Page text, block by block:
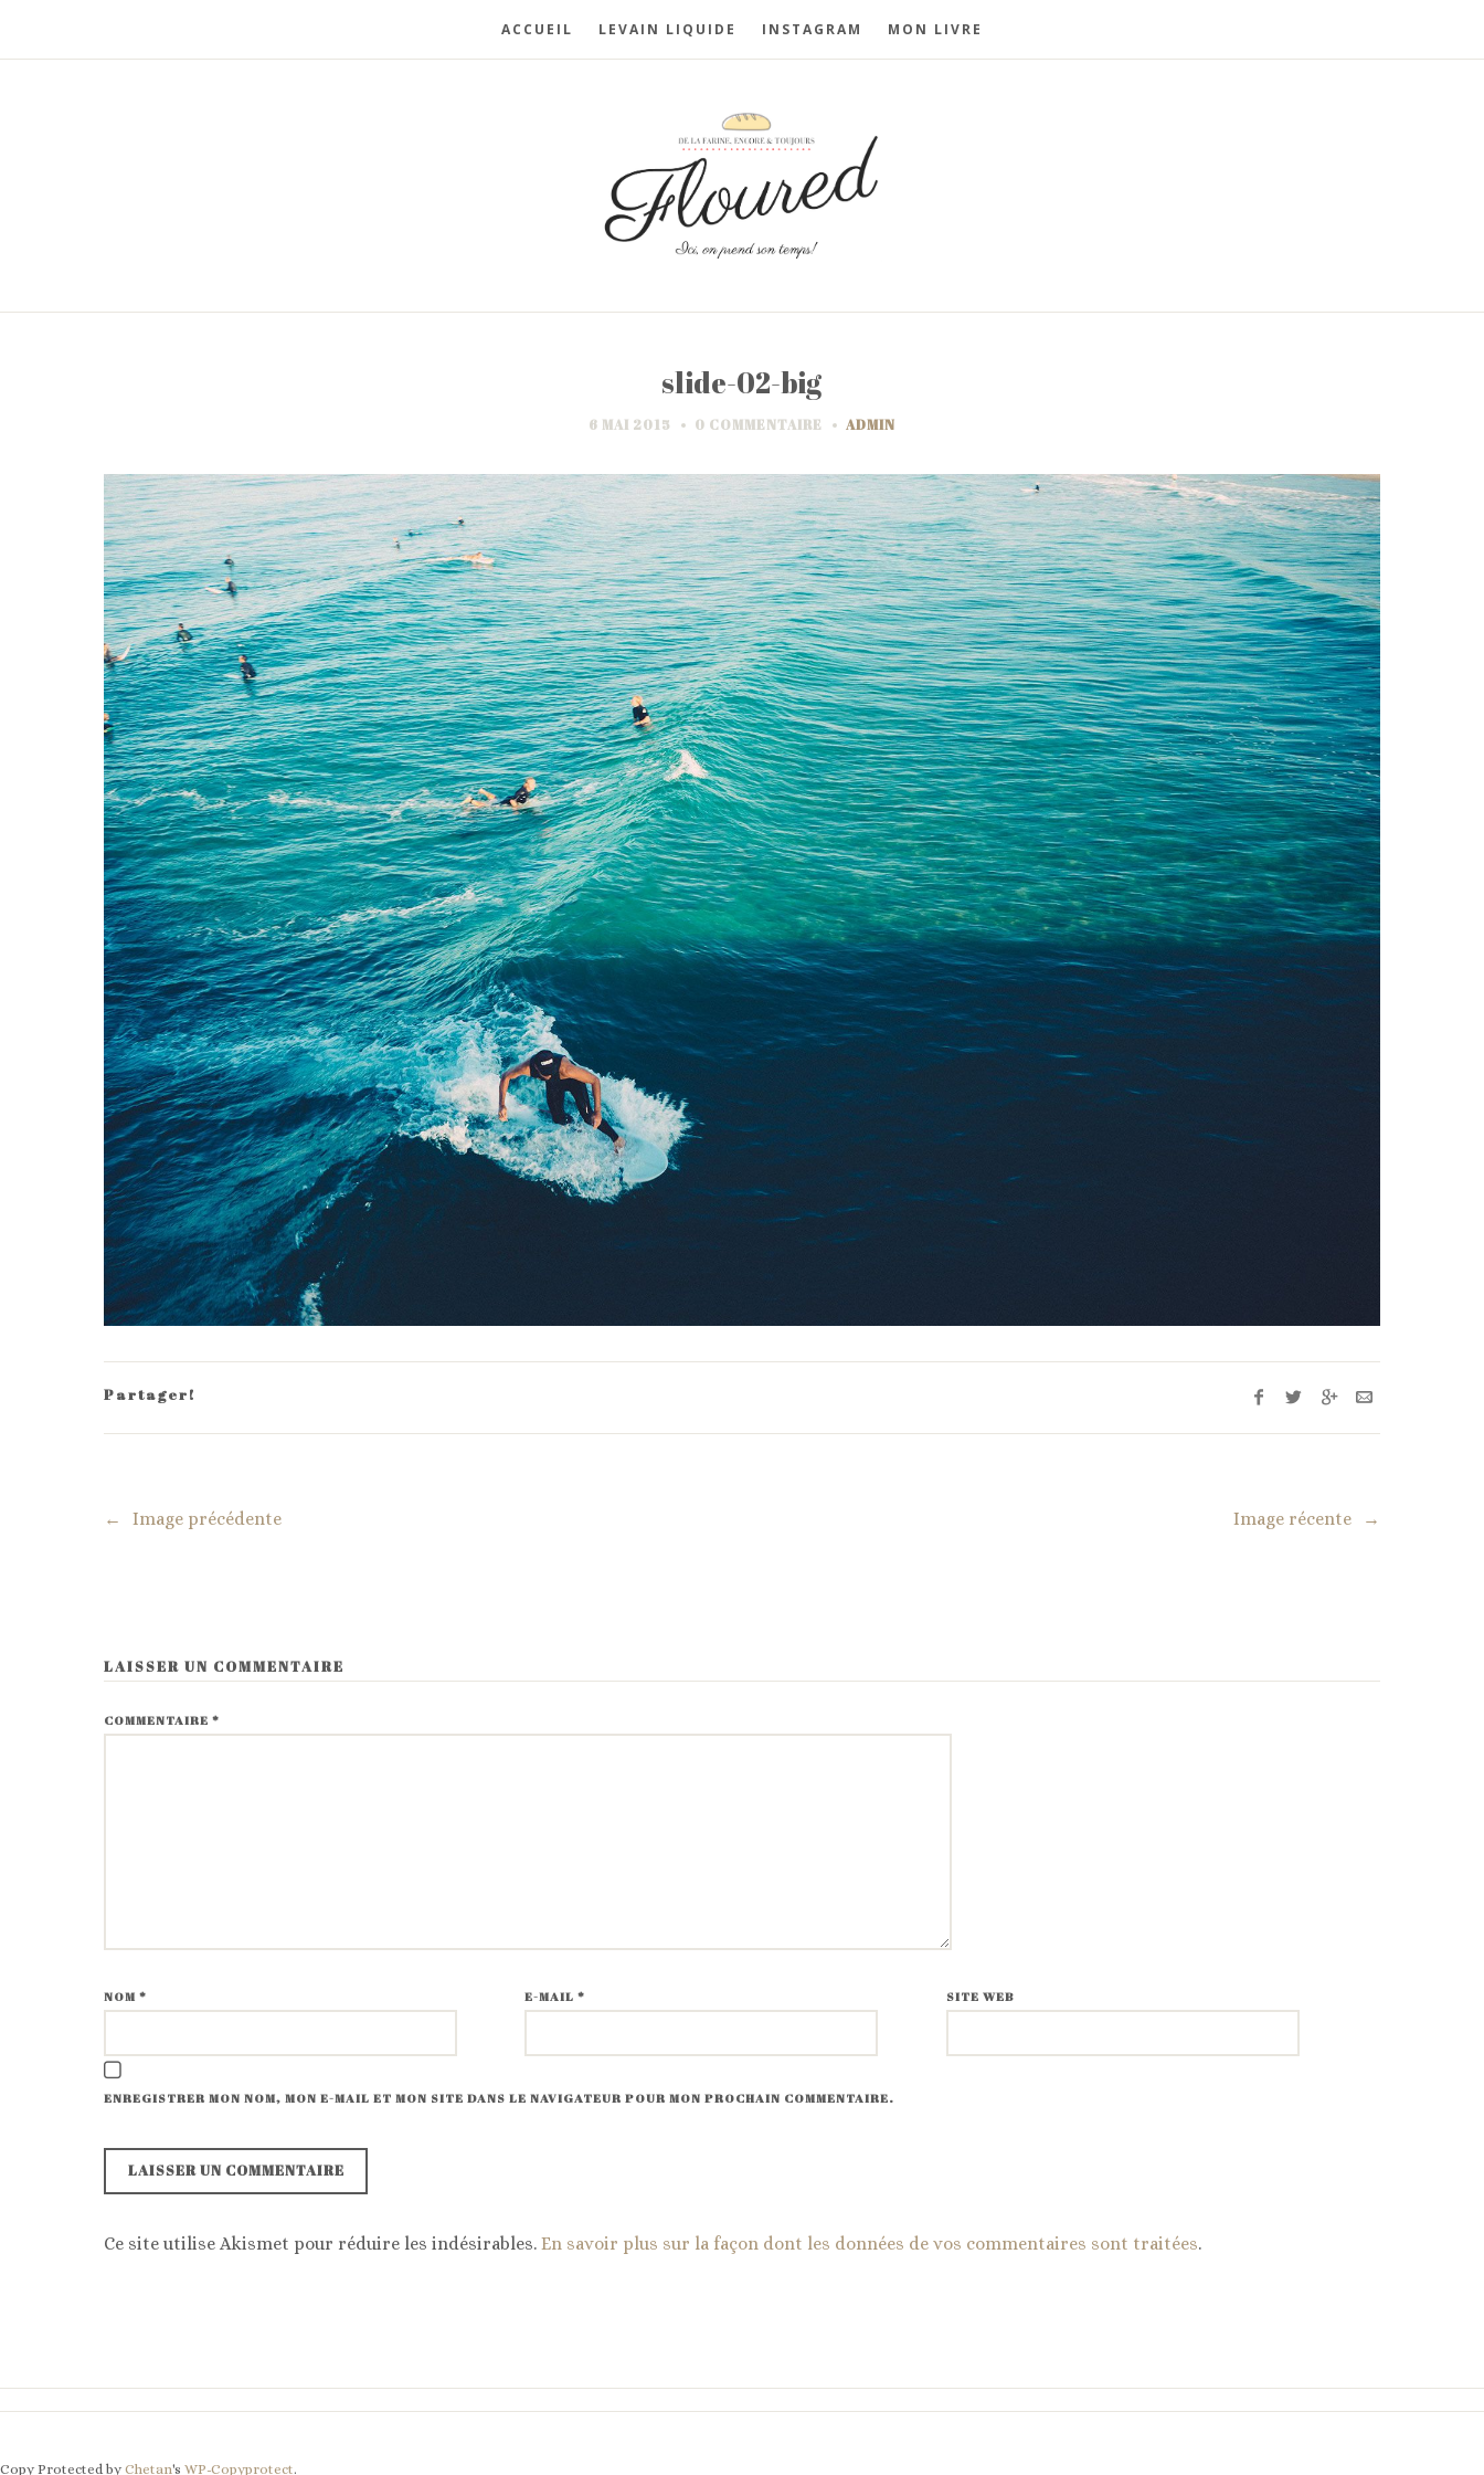
ACCUEIL LEVAIN LIQUIDE INSTAGRAM MON LIVRE
slide-02-big
6 MAI 2015 0 COMMENTAIRE ADMIN
Partager!
← Image précédente Image récente →
LAISSER UN COMMENTAIRE
COMMENTAIRE*
NOM* E-MAIL* SITE WEB
ENREGISTRER MON NOM, MON E-MAIL ET MON SITE DANS LE NAVIGATEUR POUR MON PROCHAIN COMMENTAIRE.
Ce site utilise Akismet pour réduire les indésirables.En savoir plus sur la façon dont les données de vos commentaires sont traitées.
Copy Protected by Chetan's WP-Copyprotect.